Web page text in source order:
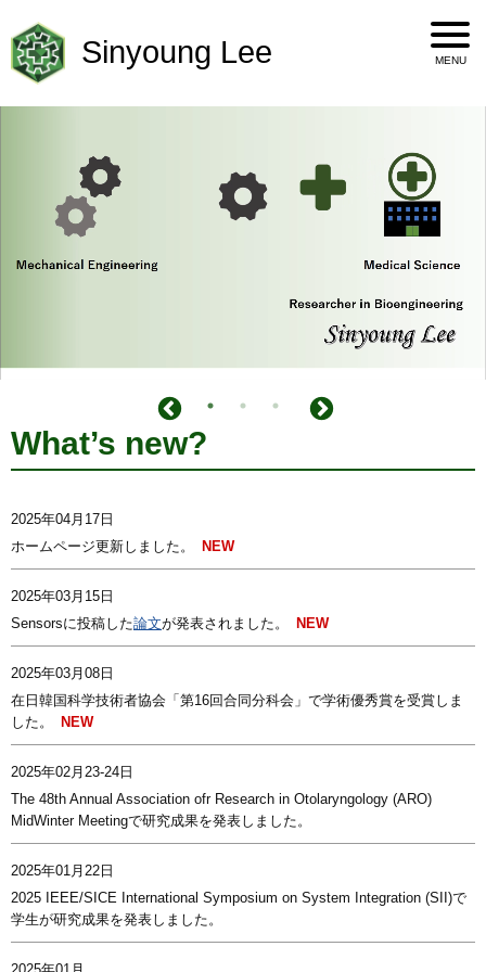
Sinyoung Lee
What’s new?
2025年04月17日
ホームページ更新しました。
2025年03月15日
Sensorsに投稿した論文が発表されました。
2025年03月08日
在日韓国科学技術者協会「第16回合同分科会」で学術優秀賞を受賞しま
した。
2025年02月23-24日
The 48th Annual Association ofr Research in Otolaryngology (ARO)
MidWinter Meetingで研究成果を発表しました。
2025年01月22日
2025 IEEE/SICE International Symposium on System Integration (SII)で
学生が研究成果を発表しました。